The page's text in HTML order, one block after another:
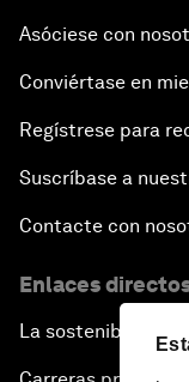
Asóciese con
Conviértase en
Regístrese para
Suscríbase a
Contacte con
Enlaces
La sostenibilidad